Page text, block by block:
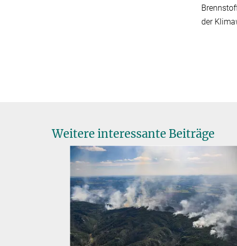
der
Weitere interessante Beiträge